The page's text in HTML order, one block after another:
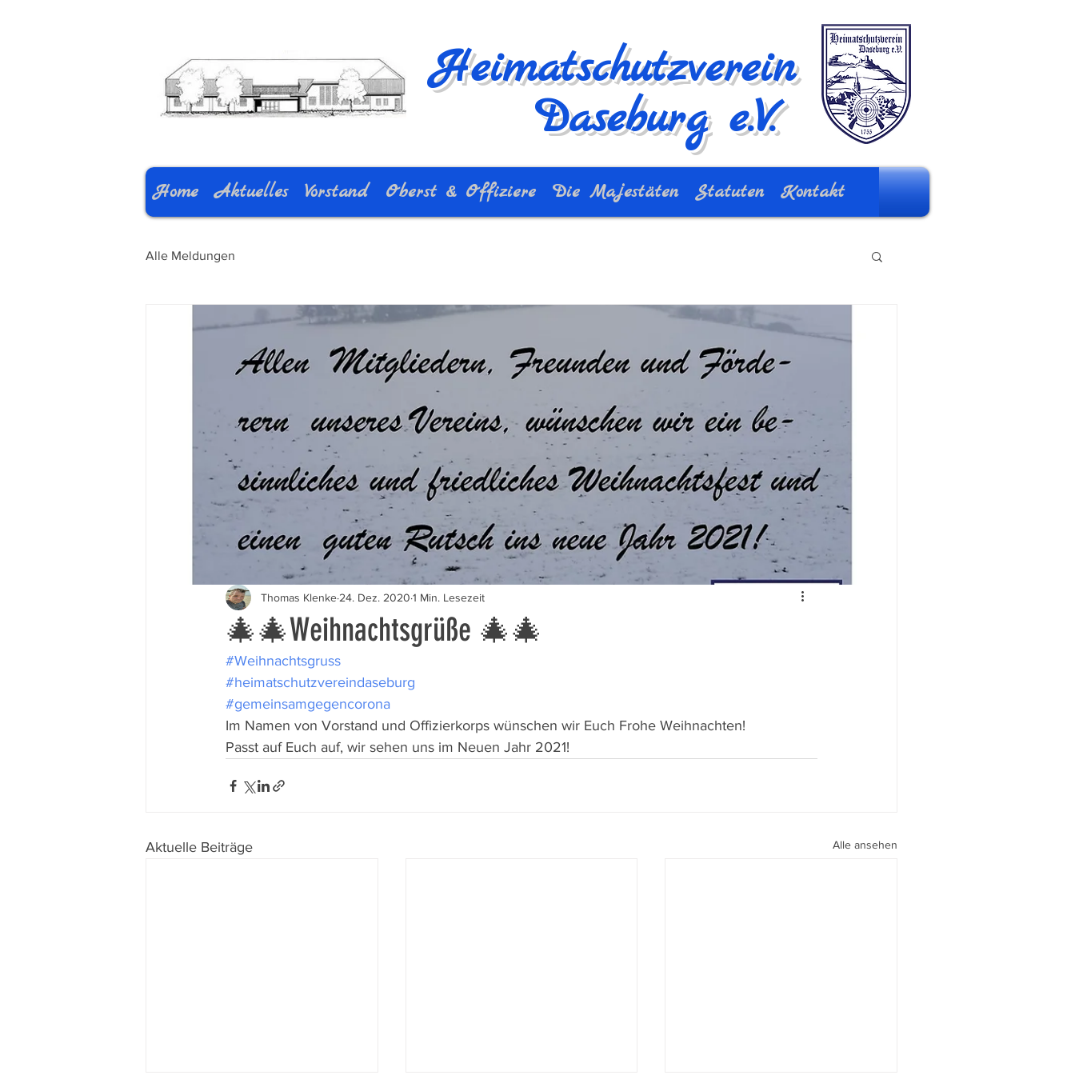
Heimatschutzverein
Home Aktuelles Vorstand Oberst & Offiziere Die Majestäten Statuten Kontakt
Daseburg e.V.
Alle Meldungen
🎄🎄Weihnachtsgrüße 🎄🎄
Thomas Klenke 24. Dez. 2020 1 Min. Lesezeit
#Weihnachtsgruss
#heimatschutzvereindaseburg
#gemeinsamgegencorona
Im Namen von Vorstand und Offizierkorps wünschen wir Euch Frohe Weihnachten!
Passt auf Euch auf, wir sehen uns im Neuen Jahr 2021!
Aktuelle Beiträge Alle ansehen